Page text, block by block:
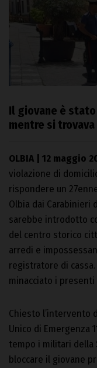
Il giovane è
mentre si
OLBIA | 12 maggio
violazione di
rispondere un
Olbia dai Carabinieri
sarebbe introdotto
del centro storico
arredi e
registratore di
minacciato i
Chiesto l’intervento
Unico di Emergenza
tempo i militari della
bloccare il giovane